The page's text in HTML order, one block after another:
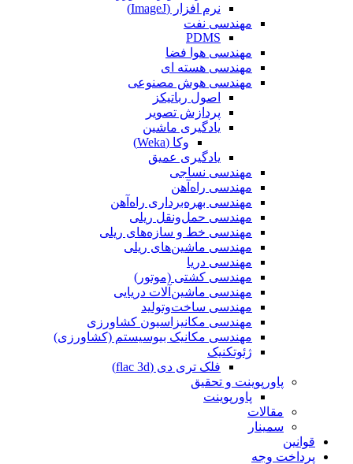
نرم افزار (ImageJ)
مهندسی نفت
PDMS
مهندسی هوا فضا
مهندسی هسته ای
مهندسی هوش مصنوعی
اصول رباتیکز
پردازش تصویر
یادگیری ماشین
وکا (Weka)
یادگیری عمیق
مهندسی نساجی
مهندسی راه‌آهن
مهندسی بهره‌برداری راه‌آهن
مهندسی حمل‌ونقل ریلی
مهندسی خط و سازه‌های ریلی
مهندسی ماشین‌های ریلی
مهندسی دریا
مهندسی کشتی (موتور)
مهندسی ماشین‌آلات دریایی
مهندسی ساخت‌وتولید
مهندسی مکانیزاسیون کشاورزی
مهندسی مکانیک بیوسیستم (کشاورزی)
ژئوتکنیک
فلک تری دی (flac 3d)
پاورپوینت و تحقیق
پاورپوینت
مقالات
سمینار
قوانین
پرداخت وجه